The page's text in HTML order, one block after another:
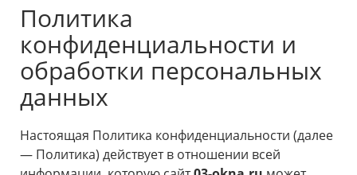
Политика
конфиденциальности и
обработки персональных
данных
Настоящая Политика конфиденциальности (далее
— Политика) действует в отношении всей